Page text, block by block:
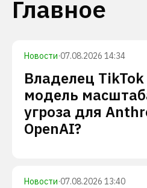
Главное
Новости·07.08.2026 14:34
Владелец
модель
угроза для
OpenAI?
Новости·07.08.2026 13:40